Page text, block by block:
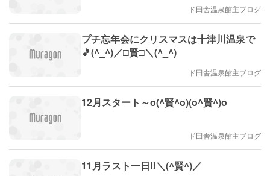
ド田舎温泉館主ブログ
プチ忘年会にクリスマスは十津川温泉で
🎵(^_^)／□賢□＼(^_^)
ド田舎温泉館主ブログ
12月スタート～o(^賢^o)(o^賢^)o
ド田舎温泉館主ブログ
11月ラスト一日‼️＼(^賢^)／